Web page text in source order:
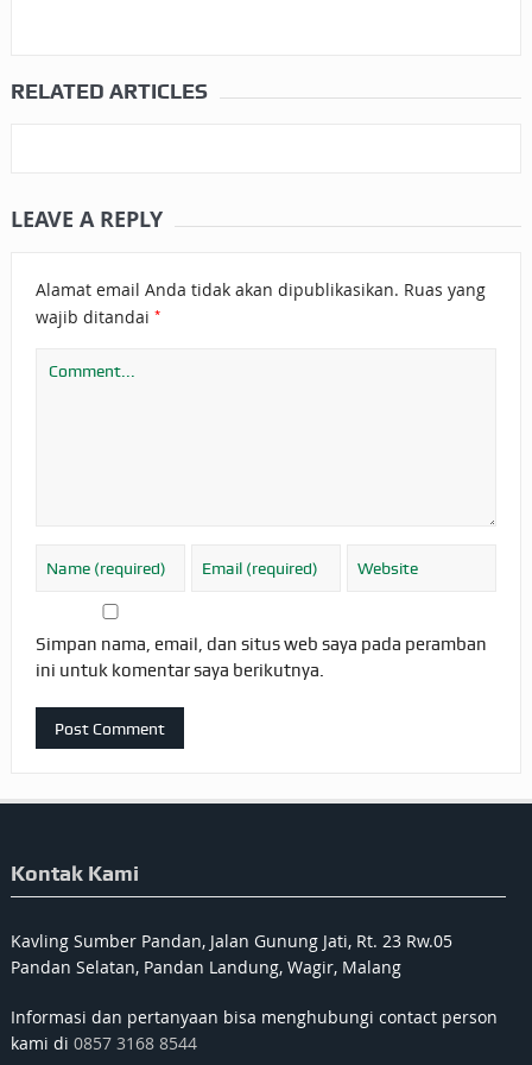
RELATED ARTICLES
LEAVE A REPLY
Alamat email Anda tidak akan dipublikasikan. Ruas yang
wajib ditandai *
Simpan nama, email, dan situs web saya pada peramban
ini untuk komentar saya berikutnya.
Kontak Kami
Kavling Sumber Pandan, Jalan Gunung Jati, Rt. 23 Rw.05
Pandan Selatan, Pandan Landung, Wagir, Malang
Informasi dan pertanyaan bisa menghubungi contact person
kami di 0857 3168 8544